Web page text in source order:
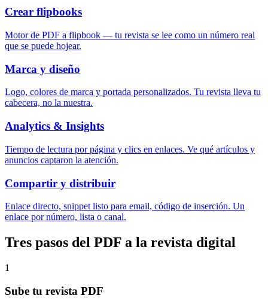
Crear flipbooks
Motor de PDF a flipbook — tu revista se lee como un número real
que se puede hojear.
Marca y diseño
Logo, colores de marca y portada personalizados. Tu revista lleva tu
cabecera, no la nuestra.
Analytics & Insights
Tiempo de lectura por página y clics en enlaces. Ve qué artículos y
anuncios captaron la atención.
Compartir y distribuir
Enlace directo, snippet listo para email, código de inserción. Un
enlace por número, lista o canal.
Tres pasos del PDF a la revista digital
1
Sube tu revista PDF